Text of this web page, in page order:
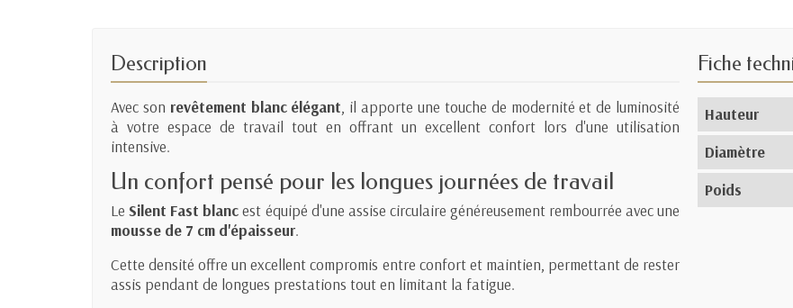
Description
Avec son revêtement blanc élégant, il apporte une touche de modernité et de luminosité
à votre espace de travail tout en offrant un excellent confort lors d'une utilisation
intensive.
Un confort pensé pour les longues journées de travail
LeSilent Fast blancest équipé d'une assise circulaire généreusement rembourrée avec une
mousse de 7 cm d'épaisseur.
Cette densité offre un excellent compromis entre confort et maintien, permettant de rester
assis pendant de longues prestations tout en limitant la fatigue.
Fiche
Hauteur
Diamètre
Poids